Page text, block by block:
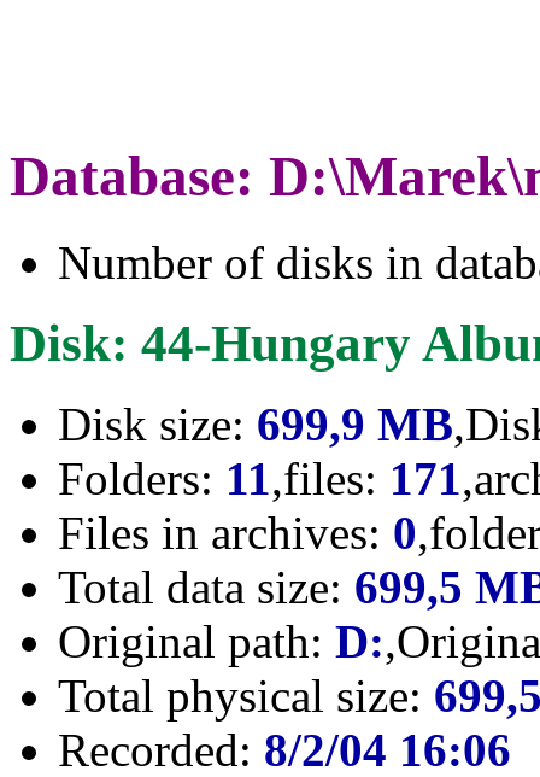
Database:
Number of disks in
Disk: 44-Hungary
Disk size: 699,9 MB
Folders: 11,files: 171
Files in archives: 0
Total data size: 699,5
Original path: D:
Total physical size:
Recorded: 8/2/04 16:06